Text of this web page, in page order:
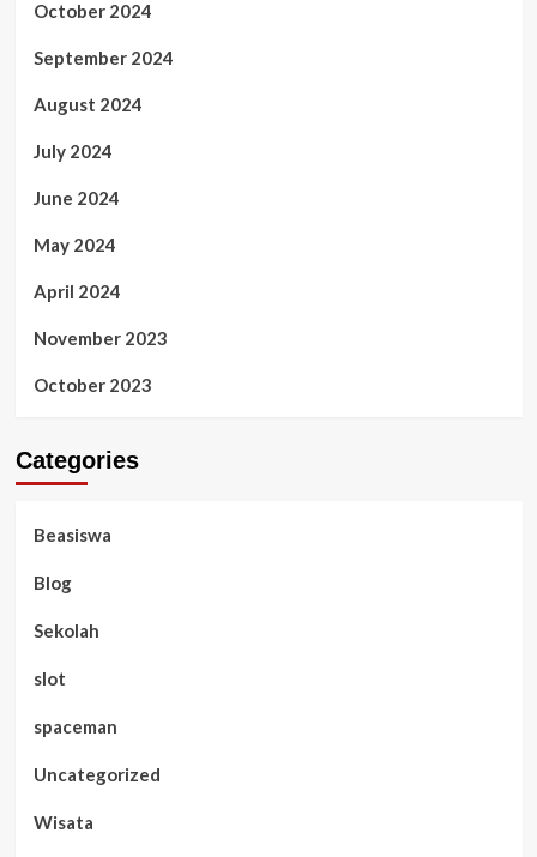
October 2024
September 2024
August 2024
July 2024
June 2024
May 2024
April 2024
November 2023
October 2023
Categories
Beasiswa
Blog
Sekolah
slot
spaceman
Uncategorized
Wisata